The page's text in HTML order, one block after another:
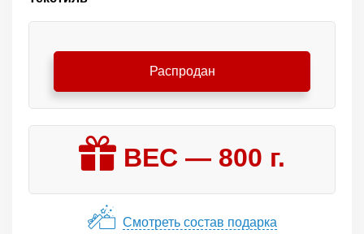
Распродан
ВЕС — 800 г.
Смотреть состав подарка